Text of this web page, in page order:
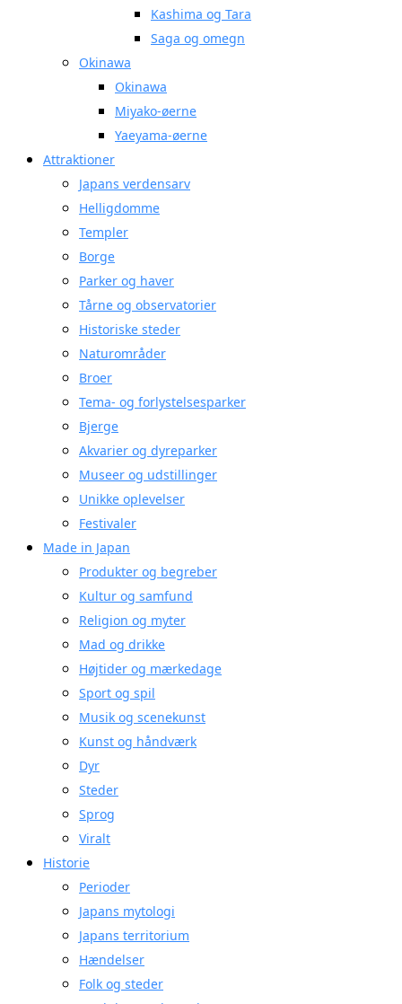
Kashima og Tara
Saga og omegn
Okinawa
Okinawa
Miyako-øerne
Yaeyama-øerne
Attraktioner
Japans verdensarv
Helligdomme
Templer
Borge
Parker og haver
Tårne og observatorier
Historiske steder
Naturområder
Broer
Tema- og forlystelsesparker
Bjerge
Akvarier og dyreparker
Museer og udstillinger
Unikke oplevelser
Festivaler
Made in Japan
Produkter og begreber
Kultur og samfund
Religion og myter
Mad og drikke
Højtider og mærkedage
Sport og spil
Musik og scenekunst
Kunst og håndværk
Dyr
Steder
Sprog
Viralt
Historie
Perioder
Japans mytologi
Japans territorium
Hændelser
Folk og steder